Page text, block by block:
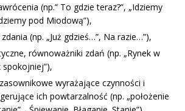
(np.” To gdzie teraz?”, „Idziemy
pod Miodową”),
(np. „Już gdzieś…”, Na razie…”),
równoważniki zdań (np. „Rynek w
spokojniej”),
wyrażające czynności i
ich powtarzalność (np. „położenie